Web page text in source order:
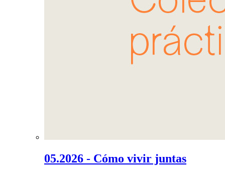
05.2026 - Cómo vivir juntas